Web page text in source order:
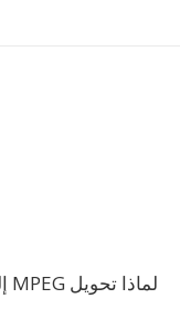
لماذا تحويل MPEG إلى SPX؟